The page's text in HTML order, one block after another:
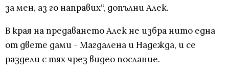
за мен, аз го направих“, допълни Алек.
В края на предаването Алек не избра нито една
от двете дами - Магдалена и Надежда, и се
раздели с тях чрез видео послание.